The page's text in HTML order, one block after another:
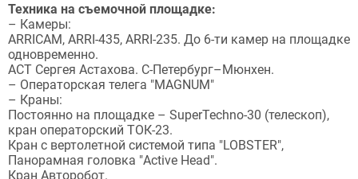
Техника на съемочной площадке:
– Камеры:
ARRICAM, ARRI-435, ARRI-235. До 6-ти камер на площадке
одновременно.
АСТ Сергея Астахова. С-Петербург–Мюнхен.
– Операторская телега "MAGNUM"
– Краны:
Постоянно на площадке – SuperTechno-30 (телескоп),
кран операторский ТОК-23.
Кран с вертолетной системой типа "LOBSTER",
Панорамная головка "Active Head".
Кран Авторобот.